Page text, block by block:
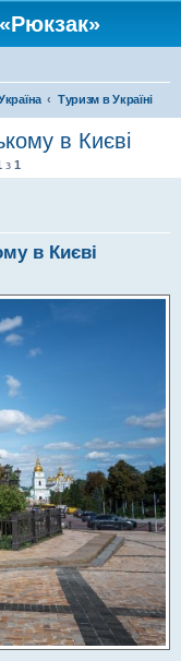
Туризм в Україні
в Києві
з 1
в Києві